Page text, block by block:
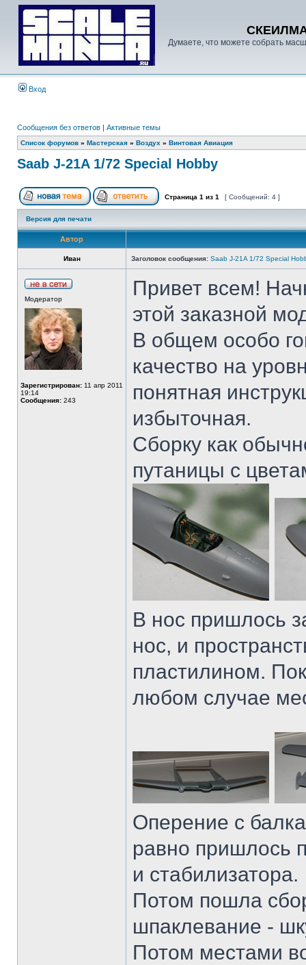
Думаете, что можете собрать
Вход
Сообщения без ответов | Активные темы
Список форумов » Мастерская » Воздух » Винтовая Авиация
Saab J-21A 1/72 Special Hobby
Страница 1 из 1 [ Сообщений: 4 ]
Версия для печати
Автор
Иван Заголовок сообщения: Saab J-21A 1/72 Special
Модератор
Зарегистрирован: 11 апр 2011
19:14
Сообщения: 243
Привет всем!
этой заказной
В общем особо
качество на
понятная
избыточная.
Сборку как
путаницы с
В нос пришлось
нос, и
пластилином.
любом случае
Оперение с
равно пришлось
и стабилизатора.
Потом пошла
шпаклевание -
Потом местами